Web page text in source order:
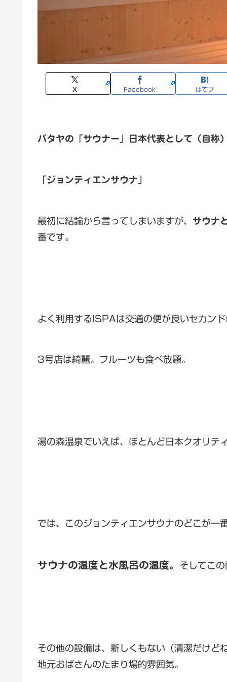
X Facebook はてブ
パタヤの「サウナー」日本代表として（自称
「ジョンティエンサウナ」
最初に結論から言ってしまいますが、 サウナ
番です。
よく利用するISPAは交通の便が良いセカン
3号店は綺麗。フルーツも食べ放題。
湯の森温泉でいえば、ほとんど日本クオリテ
では、このジョンティエンサウナのどこが一
サウナの温度と水風呂の温度。 そしてこ
その他の設備は、新しくもない（清潔だけど
地元おばさんのたまり場的雰囲気。